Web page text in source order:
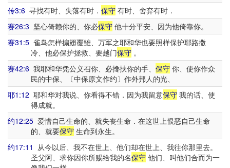
传3:6 寻找有时、失落有时． 保守 有时、舍弃有时．
赛26:3 坚心倚赖你的、你必保守 他十分平安、因为他倚靠你。
赛31:5 雀鸟怎样搧翅覆雏、万军之耶和华也要照样保护耶路撒
冷、他必保护拯救、要越门保守。
赛42:6 我耶和华凭公义召你、必搀扶你的手、 保守 你、使你作众
民的中保、〔中保原文作约〕作外邦人的光、
耶1:12 耶和华对我说、你看得不错．因为我留意保守 我的话、使
得成就。
约12:25 爱惜自己生命的、就失丧生命．在这世上恨恶自己生命
的、就要保守生命到永生。
约17:11 从今以后、我不在世上、他们却在世上、我往你那里去。
圣父阿、求你因你所赐给我的名保守他们、叫他们合而为一